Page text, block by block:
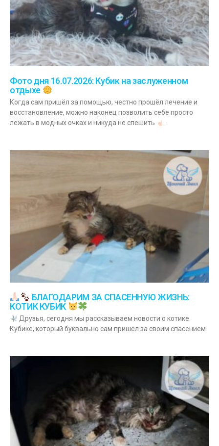
Фото дня 16.07.2026: Кубик на заслуженном
отдыхе
Когда сам пришёл за помощью, честно прошёл лечение и
восстановление, можно наконец позволить себе просто
лежать в модных очках и никуда не спешить
.
БЛАГОДАРИМ ЗА СПАСЕННУЮ ЖИЗНЬ:
КОТИК КУБИК
Друзья, сегодня мы рассказываем новости о котике
Кубике, который буквально сам пришёл за своим спасением.